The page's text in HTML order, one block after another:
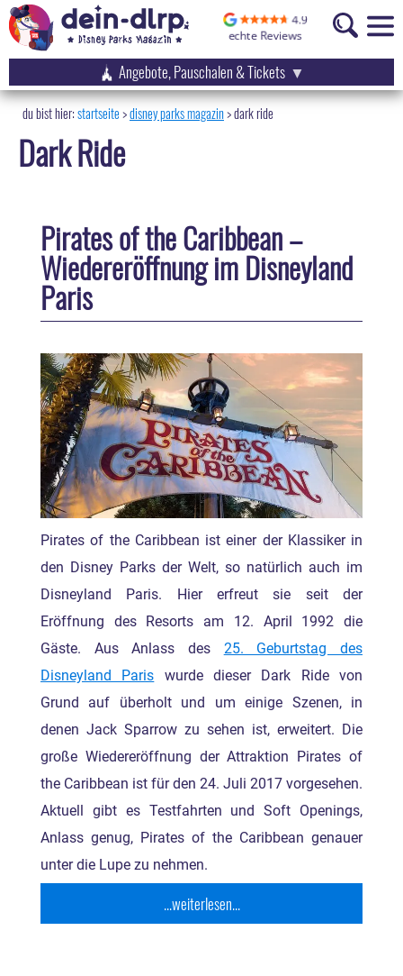
Angebote, Pauschalen & Tickets
startseite disney parks magazin>dark ride
Dark Ride
Pirates of the Caribbean –
Wiedereröffnung im Disneyland
Paris
Pirates of the Caribbean ist einer der Klassiker in
den Disney Parks der Welt, so natürlich auch im
Disneyland Paris. Hier erfreut sie seit der
Eröffnung des Resorts am 12. April 1992 die
Gäste. Aus Anlass des 25. Geburtstag des
Disneyland Paris wurde dieser Dark Ride von
Grund auf überholt und um einige Szenen, in
denen Jack Sparrow zu sehen ist, erweitert. Die
große Wiedereröffnung der Attraktion Pirates of
the Caribbean ist für den 24. Juli 2017 vorgesehen.
Aktuell gibt es Testfahrten und Soft Openings,
Anlass genug, Pirates of the Caribbean genauer
unter die Lupe zu nehmen.
...weiterlesen...